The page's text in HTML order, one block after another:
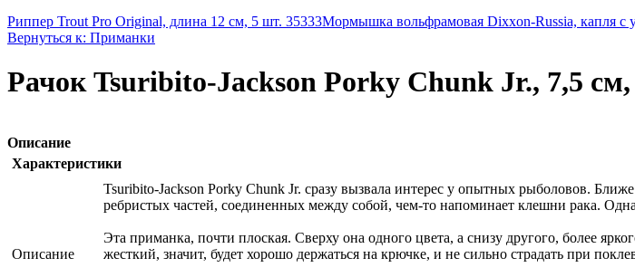
Риппер Trout Pro Original, длина 12 см, 5 шт. 35333Мормышка вольфрамовая Dixxon-Russia, капля с
Вернуться к: Приманки
Рачок Tsuribito-Jackson Porky Chunk Jr., 7,5
Описание
Характеристики
Описание
Tsuribito-Jackson Porky Chunk Jr. сразу вызвала интерес у опытных рыболовов.
ребристых частей, соединенных между собой, чем-то напоминает клешни рака.
Эта приманка, почти плоская. Сверху она одного цвета, а снизу другого, более
жесткий, значит, будет хорошо держаться на крючке, и не сильно страдать при